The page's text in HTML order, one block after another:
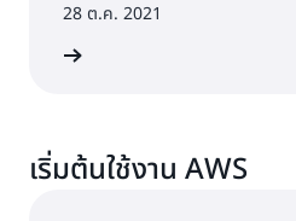
28 ต.ค. 2021
เริ่มต้นใช้งาน AWS